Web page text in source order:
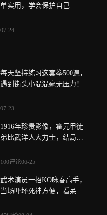
单实用，学会保护自己
07-24
每天坚持练习这套拳500遍，
遇到街头小混混毫无压力！
07-23
1916年珍贵影像，霍元甲徒
弟比武洋人大力士，结局大
100评论06-25
武术演员一招KO咏春高手，
当场吓坏死神方便，看呆王